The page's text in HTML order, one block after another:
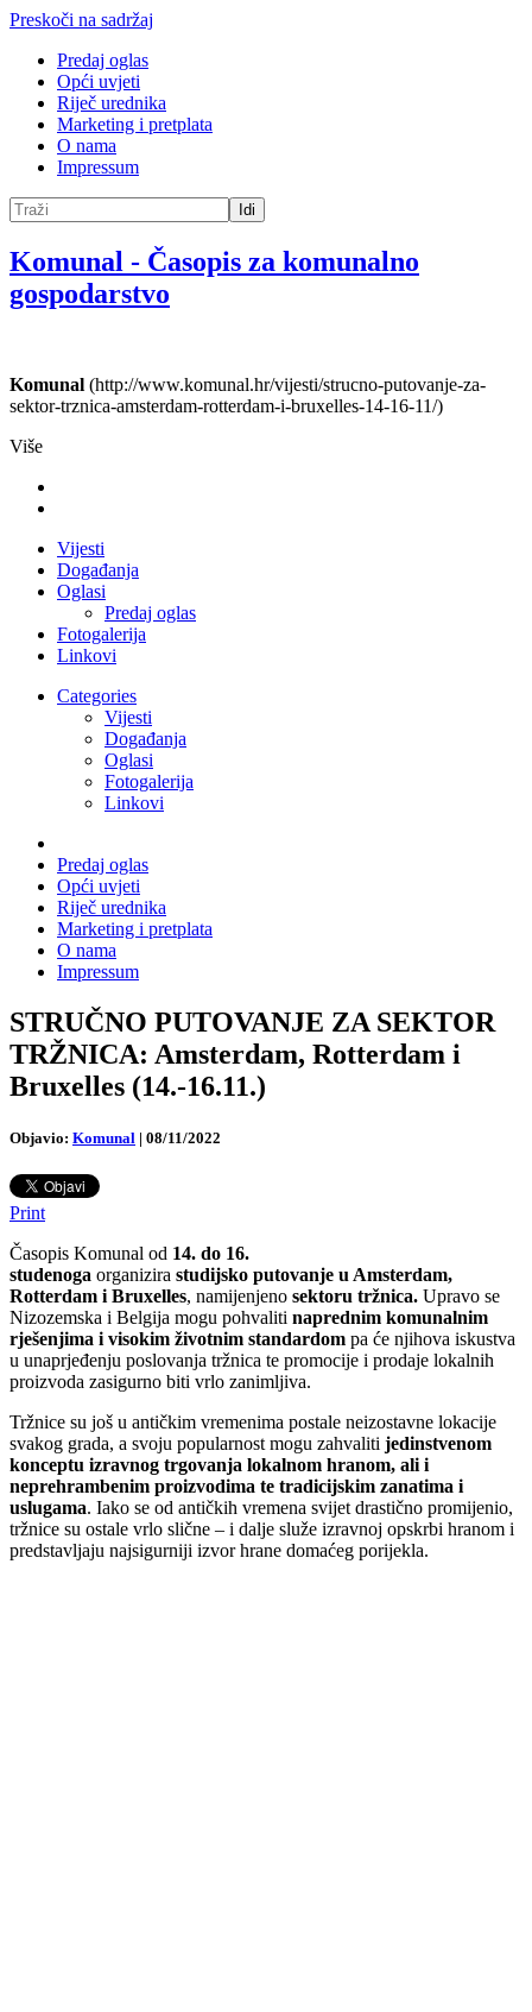
Preskoči na sadržaj
Predaj oglas
Opći uvjeti
Riječ urednika
Marketing i pretplata
O nama
Impressum
Idi
Komunal - Časopis za komunalno
gospodarstvo
Komunal (http://www.komunal.hr/vijesti/strucno-putovanje-za-
sektor-trznica-amsterdam-rotterdam-i-bruxelles-14-16-11/)
Više
Vijesti
Događanja
Oglasi
Predaj oglas
Fotogalerija
Linkovi
Categories
Vijesti
Događanja
Oglasi
Fotogalerija
Linkovi
Predaj oglas
Opći uvjeti
Riječ urednika
Marketing i pretplata
O nama
Impressum
STRUČNO PUTOVANJE ZA SEKTOR
TRŽNICA: Amsterdam, Rotterdam i
Bruxelles (14.-16.11.)
Objavio: Komunal | 08/11/2022
Print
Časopis Komunal od 14. do 16.
studenoga organizira studijsko putovanje u Amsterdam,
Rotterdam i Bruxelles, namijenjeno sektoru tržnica. Upravo se
Nizozemska i Belgija mogu pohvaliti naprednim komunalnim
rješenjima i visokim životnim standardom pa će njihova iskustva
u unaprjeđenju poslovanja tržnica te promocije i prodaje lokalnih
proizvoda zasigurno biti vrlo zanimljiva.
Tržnice su još u antičkim vremenima postale neizostavne lokacije
svakog grada, a svoju popularnost mogu zahvaliti jedinstvenom
konceptu izravnog trgovanja lokalnom hranom, ali i
neprehrambenim proizvodima te tradicijskim zanatima i
uslugama. Iako se od antičkih vremena svijet drastično promijenio,
tržnice su ostale vrlo slične – i dalje služe izravnoj opskrbi hranom i
predstavljaju najsigurniji izvor hrane domaćeg porijekla.